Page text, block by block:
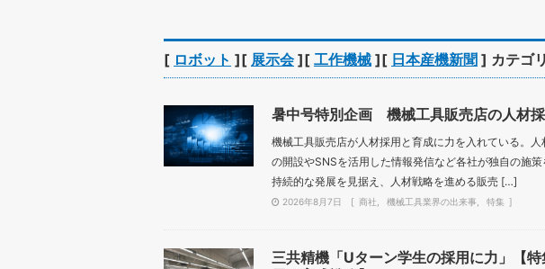
[ ロボット ][ 展示会][ 工作機械 ][ 日本産機新聞 ] カテゴ
暑中号特別企画 機械工具販売店の人材
機械工具販売店が人材採用と育成に力を入れている。
の開設やSNSを活用した情報発信など各社が独自の施
持続的な発展を見据え、人材戦略を進める販売 […]
2026年8月7日 商社 機械工具業界の出来事 特集
三共精機「Uターン学生の採用に力」【